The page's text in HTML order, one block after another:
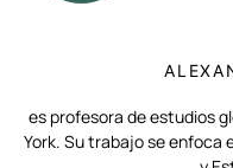
es profesora de estudios
York. Su trabajo se enfoca